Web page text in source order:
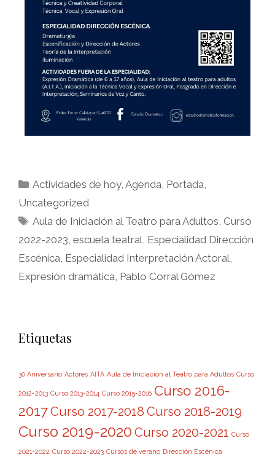
Actividades de hoy,Agenda, Portada,
Uncategorized
Aula de Iniciación al Teatro para Adultos, Curso
2022-2023, escuela teatral, Especialidad Dirección
Escénica, Especialidad Interpretación Actoral,
Expresión dramática, Pablo Corral Gómez
Etiquetas
30 Aniversario Actores AITA Aula de Iniciación al Teatro para Adultos Curso
2012-2013 Curso 2013-2014 Curso 2015-2016 Curso 2016-
2017Curso 2017-2018 Curso 2018-2019
Curso 2019-2020 Curso 2020-2021 Curso
2021-2022 Curso 2022-2023 Cursos de verano Dirección Escénica